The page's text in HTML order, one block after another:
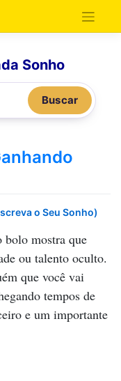
Sonho
Buscar
o Seu Sonho)
bolo mostra que
ou talento oculto.
que você vai
tempos de
e um importante